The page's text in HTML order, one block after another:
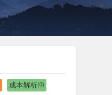
成本解析(0)